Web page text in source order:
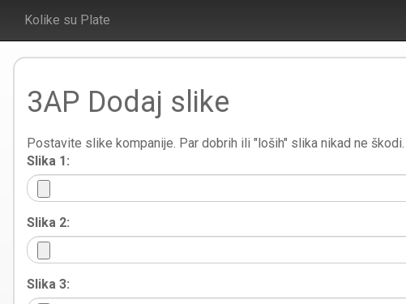
Kolike su Plate
3AP Dodaj slike
Postavite slike kompanije. Par dobrih ili "loših" slika nikad ne škodi.
Slika 1:
Slika 2:
Slika 3: